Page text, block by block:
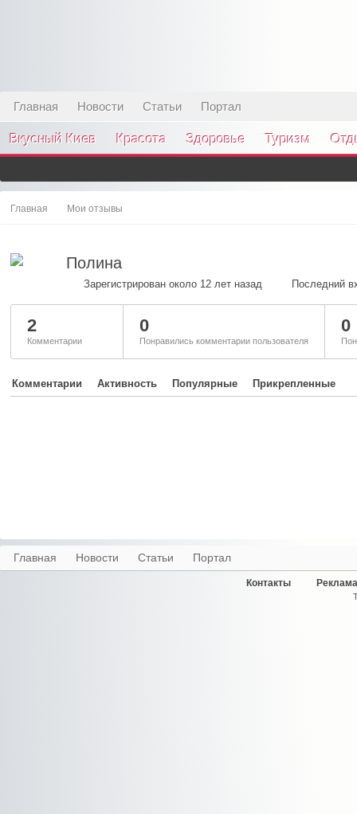
Главная Новости Статьи Портал
Вкусный Киев Красота Здоровье Туризм
Главная Мои отзывы
Полина
Зарегистрирован около 12 лет назад Последний
2
Комментарии
0
Понравились комментарии пользователя
0
Комментарии Активность Популярные Прикрепленные
Главная Новости Статьи Портал
Контакты